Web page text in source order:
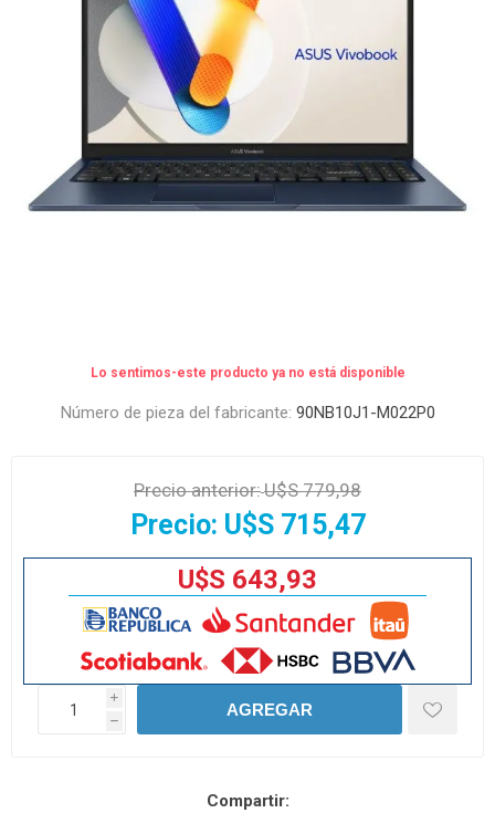
Lo sentimos-este producto ya no está disponible
Número de pieza del fabricante: 90NB10J1-M022P0
Precio anterior:U$S 779,98
Precio: U$S 715,47
U$S 643,93
i
h
AGREGAR
Compartir: